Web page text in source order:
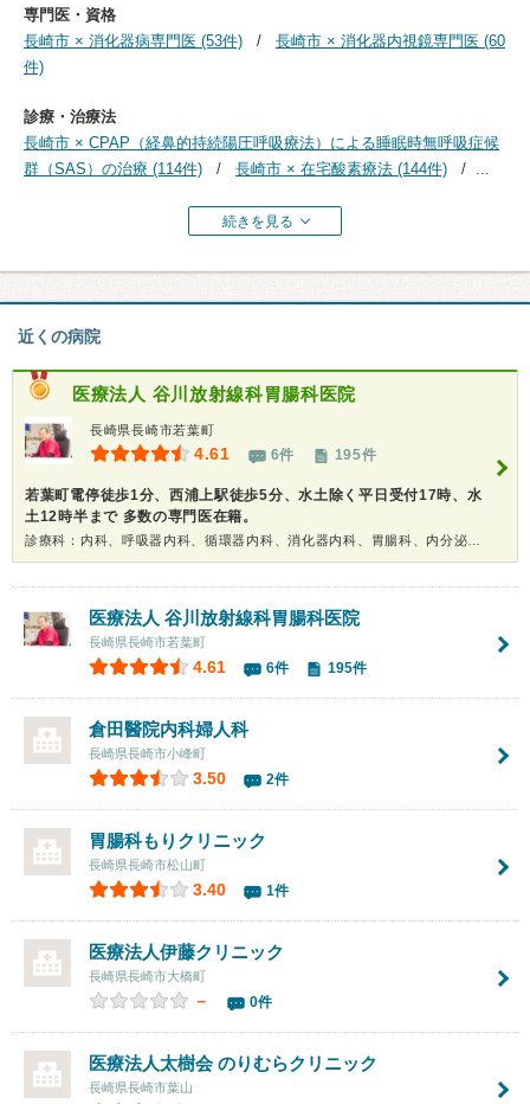
専門医・資格
長崎市 × 消化器病専門医 (53件)
長崎市 × 消化器内視鏡専門医 (60
件)
診療・治療法
長崎市 × CPAP（経鼻的持続陽圧呼吸療法）による睡眠時無呼吸症候
群（SAS）の治療 (114件)
長崎市 × 在宅酸素療法 (144件) ...
続きを見る
近くの病院
医療法人 谷川放射線科胃腸科医院
長崎県長崎市若葉町
4.61 6件 195件
若葉町電停徒歩1分、西浦上駅徒歩5分、水土除く平日受付17時、水
土12時半まで 多数の専門医在籍。
医療法人 谷川放射線科胃腸科医院
長崎県長崎市若葉町
4.61 6件 195件
倉田醫院内科婦人科
長崎県長崎市小峰町
3.50 2件
胃腸科もりクリニック
長崎県長崎市松山町
3.40 1件
医療法人伊藤クリニック
長崎県長崎市大橋町
－ 0件
医療法人太樹会 のりむらクリニック
長崎県長崎市葉山